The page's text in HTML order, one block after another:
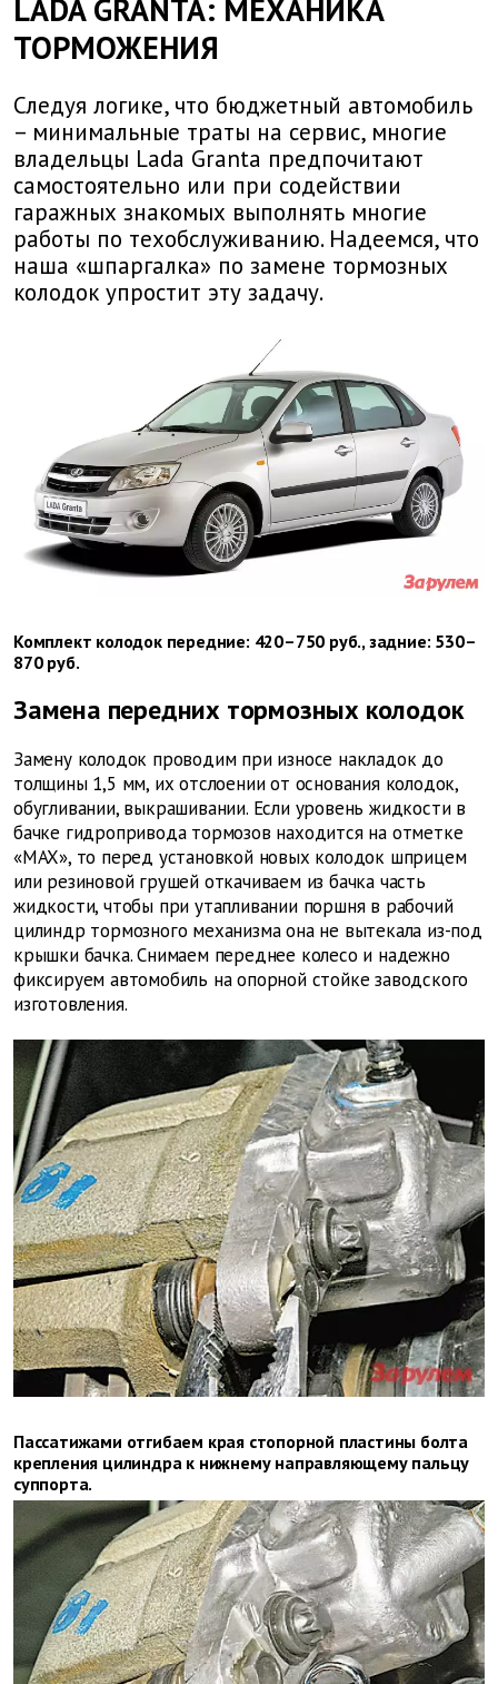
LADA GRANTA: МЕХАНИКА
ТОРМОЖЕНИЯ
Следуя логике, что бюджетный автомобиль
– минимальные траты на сервис, многие
владельцы Lada Granta предпочитают
самостоятельно или при содействии
гаражных знакомых выполнять многие
работы по техобслуживанию. Надеемся, что
наша «шпаргалка» по замене тормозных
колодок упростит эту задачу.
Комплект колодок передние: 420–750 руб., задние: 530–
870 руб.
Замена передних тормозных колодок
Замену колодок проводим при износе накладок до
толщины 1,5 мм, их отслоении от основания колодок,
обугливании, выкрашивании. Если уровень жидкости в
бачке гидропривода тормозов находится на отметке
«MAX», то перед установкой новых колодок шприцем
или резиновой грушей откачиваем из бачка часть
жидкости, чтобы при утапливании поршня в рабочий
цилиндр тормозного механизма она не вытекала из-под
крышки бачка. Снимаем переднее колесо и надежно
фиксируем автомобиль на опорной стойке заводского
изготовления.
Пассатижами отгибаем края стопорной пластины болта
крепления цилиндра к нижнему направляющему пальцу
суппорта.